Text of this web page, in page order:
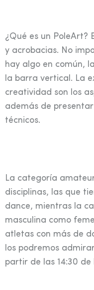
¿Qué es un PoleArt?
y acrobacias. No
hay algo en común,
la barra vertical. La
creatividad son los
además de
técnicos.
La categoría
disciplinas, las que
dance, mientras la
masculina como
atletas con más de
los podremos
partir de las 14:30